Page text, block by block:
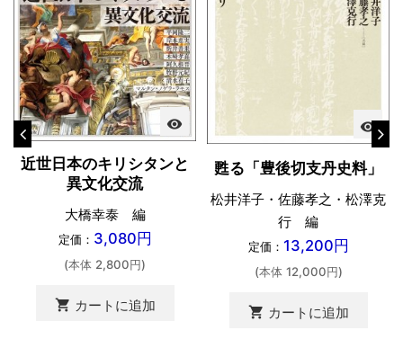
visibility
近世日本のキリシタンと
異文化交流
大橋幸泰 編
定価： 3,080円
(本体 2,800円)
shopping_cart カートに追加
visibility
甦る「豊後切支丹史料」
松井洋子・佐藤孝之・松澤克
行 編
定価： 13,200円
(本体 12,000円)
shopping_cart カートに追加